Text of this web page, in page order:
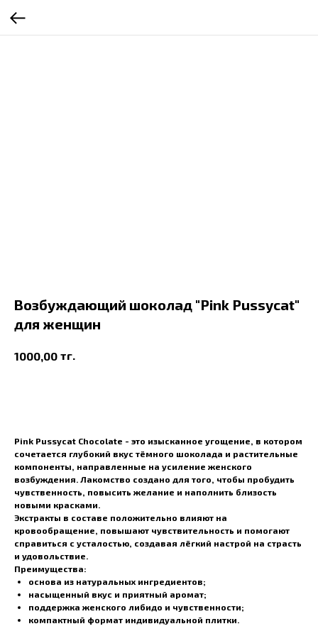
Возбуждающий шоколад "Pink Pussycat"
для женщин
1000,00 тг.
Pink Pussycat Chocolate - это изысканное угощение, в котором
сочетается глубокий вкус тёмного шоколада и растительные
компоненты, направленные на усиление женского
возбуждения. Лакомство создано для того, чтобы пробудить
чувственность, повысить желание и наполнить близость
новыми красками.
Экстракты в составе положительно влияют на
кровообращение, повышают чувствительность и помогают
справиться с усталостью, создавая лёгкий настрой на страсть
и удовольствие.
Преимущества:
основа из натуральных ингредиентов;
насыщенный вкус и приятный аромат;
поддержка женского либидо и чувственности;
компактный формат индивидуальной плитки.